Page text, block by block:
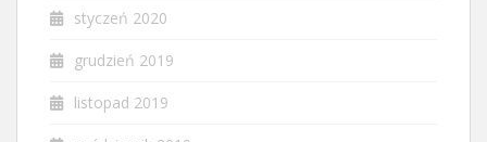
styczeń 2020
grudzień 2019
listopad 2019